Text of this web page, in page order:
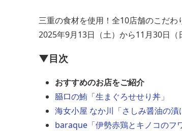
三重の食材を使用！全10店舗のこだわ
2025年9月13日（土）から11月30日
▼目次
おすすめのお店をご紹介
𦚰口の鮪「生まぐろせせり丼」
海女小屋 なか川「さしみ醤油の漬
baraque「伊勢赤鶏とキノコのフ